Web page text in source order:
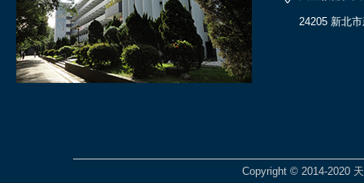
24205 新北
Copyright © 2014-2020